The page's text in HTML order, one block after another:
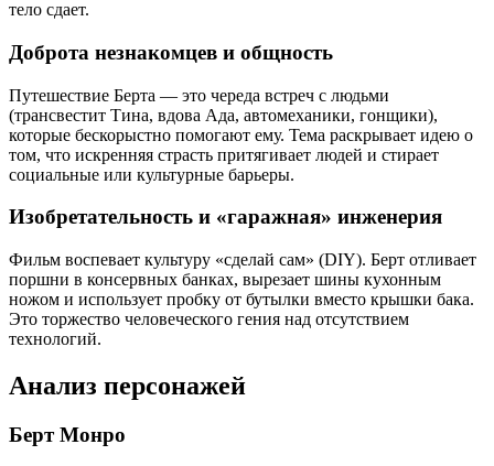
тело сдает.
Доброта незнакомцев и общность
Путешествие Берта — это череда встреч с людьми
(трансвестит Тина, вдова Ада, автомеханики, гонщики),
которые бескорыстно помогают ему. Тема раскрывает идею о
том, что искренняя страсть притягивает людей и стирает
социальные или культурные барьеры.
Изобретательность и «гаражная» инженерия
Фильм воспевает культуру «сделай сам» (DIY). Берт отливает
поршни в консервных банках, вырезает шины кухонным
ножом и использует пробку от бутылки вместо крышки бака.
Это торжество человеческого гения над отсутствием
технологий.
Анализ персонажей
Берт Монро